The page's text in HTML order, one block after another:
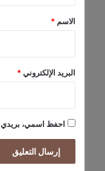
*
الاسم *
البريد الإلكتروني *
احفظ اسمي، بريدي